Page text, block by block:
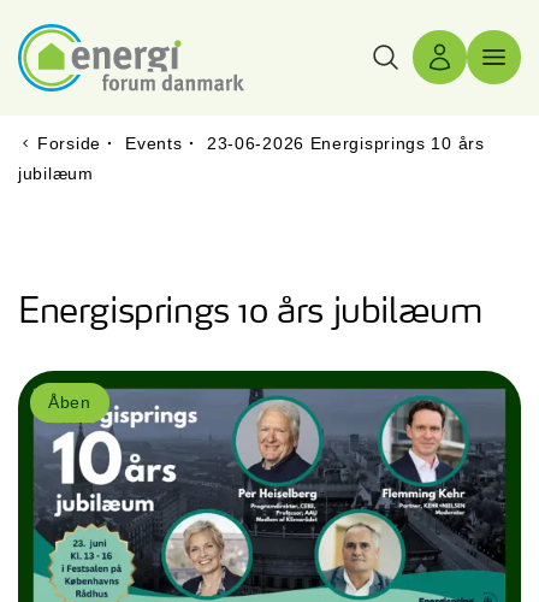
Søg Log ind
Forside · Events ·
23-06-2026 Energisprings 10 års
jubilæum
Energisprings 10 års jubilæum
Åben